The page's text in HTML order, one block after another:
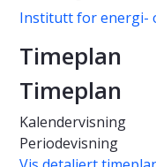
Institutt for energi-
Timeplan
Timeplan
Kalendervisning
Periodevisning